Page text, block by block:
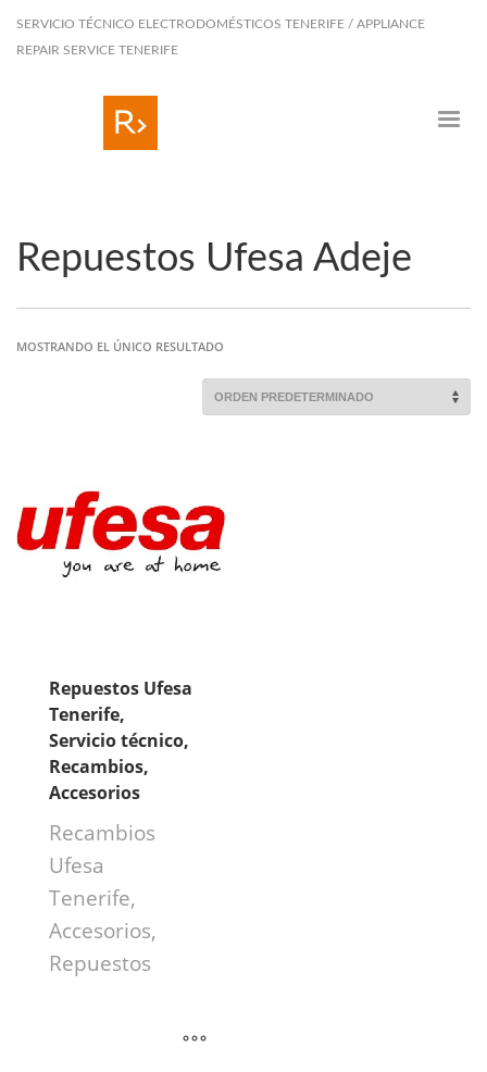
SERVICIO TÉCNICO ELECTRODOMÉSTICOS TENERIFE / APPLIANCE
REPAIR SERVICE TENERIFE
Repuestos Ufesa Adeje
MOSTRANDO EL ÚNICO RESULTADO
Repuestos Ufesa
Tenerife,
Servicio técnico,
Recambios,
Accesorios
Recambios
Ufesa
Tenerife,
Accesorios,
Repuestos